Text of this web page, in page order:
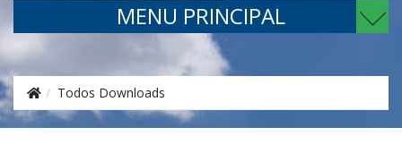
MENU PRINCIPAL
Todos Downloads